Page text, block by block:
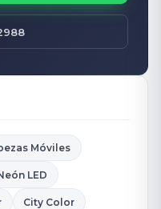
Móviles
LED
City Color